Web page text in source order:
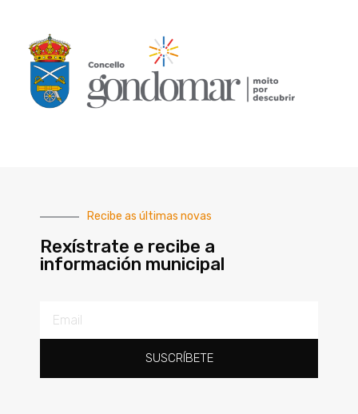
Recibe as últimas novas
Rexístrate e recibe a
información municipal
SUSCRÍBETE